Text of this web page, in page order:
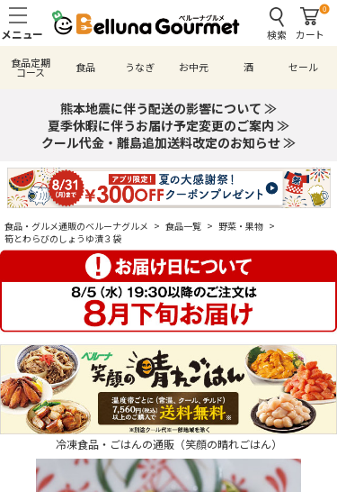
検索
0
カート
食品定期
コース 食品 うなぎ お中元 酒 セール
熊本地震に伴う配送の影響について ≫
夏季休暇に伴うお届け予定変更のご案内 ≫
クール代金・離島追加送料改定のお知らせ ≫
食品・グルメ通販のベルーナグルメ > 食品一覧 > 野菜・果物 >
筍とわらびのしょうゆ漬３袋
冷凍食品・ごはんの通販（笑顔の晴れごはん）